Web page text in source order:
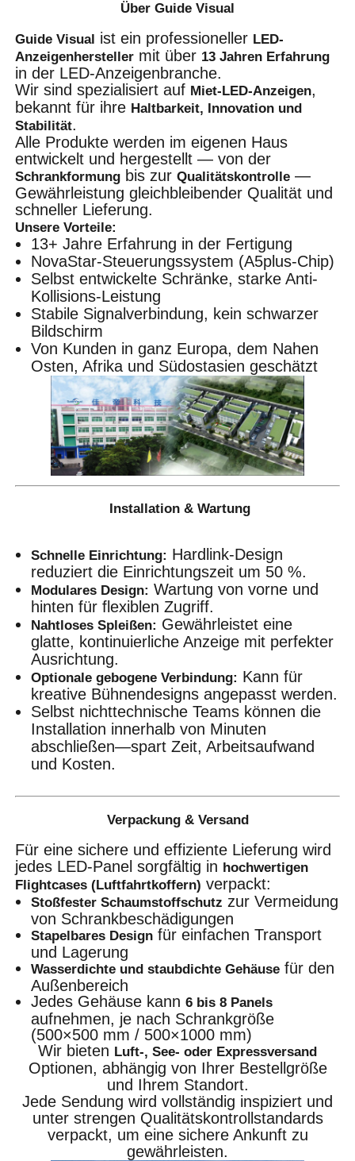
Über Guide Visual
Guide Visual ist ein professioneller LED-
Anzeigenhersteller mit über 13 Jahren Erfahrung
in der LED-Anzeigenbranche.
Wir sind spezialisiert auf Miet-LED-Anzeigen,
bekannt für ihre Haltbarkeit, Innovation und
Stabilität.
Alle Produkte werden im eigenen Haus
entwickelt und hergestellt — von der
Schrankformung bis zurQualitätskontrolle —
Gewährleistung gleichbleibender Qualität und
schneller Lieferung.
Unsere Vorteile:
13+ Jahre Erfahrung in der Fertigung
NovaStar-Steuerungssystem (A5plus-Chip)
Selbst entwickelte Schränke, starke Anti-
Kollisions-Leistung
Stabile Signalverbindung, kein schwarzer
Bildschirm
Von Kunden in ganz Europa, dem Nahen
Osten, Afrika und Südostasien geschätzt
Installation & Wartung
Schnelle Einrichtung: Hardlink-Design
reduziert die Einrichtungszeit um 50 %.
Modulares Design: Wartung von vorne und
hinten für flexiblen Zugriff.
Nahtloses Spleißen: Gewährleistet eine
glatte, kontinuierliche Anzeige mit perfekter
Ausrichtung.
Optionale gebogene Verbindung: Kann für
kreative Bühnendesigns angepasst werden.
Selbst nichttechnische Teams können die
Installation innerhalb von Minuten
abschließen—spart Zeit, Arbeitsaufwand
und Kosten.
Verpackung & Versand
Für eine sichere und effiziente Lieferung wird
jedes LED-Panel sorgfältig in hochwertigen
Flightcases (Luftfahrtkoffern) verpackt:
Stoßfester Schaumstoffschutz zur Vermeidung
von Schrankbeschädigungen
Stapelbares Design für einfachen Transport
und Lagerung
Wasserdichte und staubdichte Gehäuse für den
Außenbereich
Jedes Gehäuse kann6 bis 8 Panels
aufnehmen, je nach Schrankgröße
(500×500 mm / 500×1000 mm)
Wir bieten Luft-, See- oder Expressversand
Optionen, abhängig von Ihrer Bestellgröße
und Ihrem Standort.
Jede Sendung wird vollständig inspiziert und
unter strengen Qualitätskontrollstandards
verpackt, um eine sichere Ankunft zu
gewährleisten.